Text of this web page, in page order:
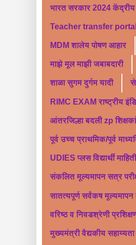
भारत सरकार 2024 केंद्रीय
Teacher transfer
MDM शालेय पोषण आहार
माझे मूल माझी जबाबदारी
शाळा सुगम दुर्गम यादी
RIMC EXAM राष्ट्रीय
आंतरजिल्हा बदली zp
पूर्व उच्च प्राथमिक/पूर्व
UDIES प्लस विद्यार्थी माहिती
संकलित मूल्यमापन सत्र
सातत्यपूर्ण सर्वंकष मूल्यमापन
वरिष्ठ व निवडश्रेणी
मुख्यमंत्री वैद्यकीय सहाय्यता